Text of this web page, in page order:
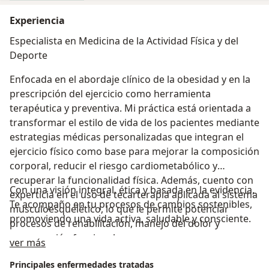
Experiencia
Especialista en Medicina de la Actividad Física y del
Deporte
Enfocada en el abordaje clínico de la obesidad y en la
prescripción del ejercicio como herramienta
terapéutica y preventiva. Mi práctica está orientada a
transformar el estilo de vida de los pacientes mediante
estrategias médicas personalizadas que integran el
ejercicio físico como base para mejorar la composición
corporal, reducir el riesgo cardiometabólico y
recuperar la funcionalidad física. Además, cuento con
experticia en el uso de tecarterapia aplicada al sistema
musculoesquelético, lo que le permite potenciar
procesos de rehabilitación, manejo del dolor y
recuperación funcional.
Con una visión integral, ética y basada en la evidencia,
Te acompaño en tu procesos de cambios sostenibles,
promoviendo una vida activa, saludable y consciente.
ver más
Principales enfermedades tratadas